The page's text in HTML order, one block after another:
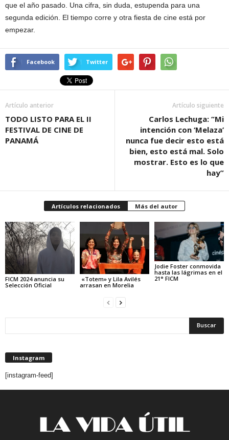
que el año pasado. Una cifra, sin duda, estupenda para una
segunda edición. El tiempo corre y otra fiesta de cine está por
empezar.
Facebook Twitter
Artículo anterior
TODO LISTO PARA EL II
FESTIVAL DE CINE DE
PANAMÁ
Artículo siguiente
Carlos Lechuga: “Mi
intención con ‘Melaza’
nunca fue decir esto está
bien, esto está mal. Solo
mostrar. Esto es lo que
hay”
Artículos relacionados Más del autor
FICM 2024 anuncia su
Selección Oficial
«Totem» y Lila Avilés
arrasan en Morelia
Jodie Foster conmovida
hasta las lágrimas en el
21° FICM
Instagram
[instagram-feed]